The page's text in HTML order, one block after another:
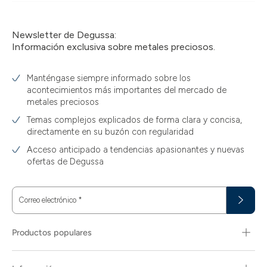
Newsletter de Degussa:
Información exclusiva sobre metales preciosos.
Manténgase siempre informado sobre los
acontecimientos más importantes del mercado de
metales preciosos
Temas complejos explicados de forma clara y concisa,
directamente en su buzón con regularidad
Acceso anticipado a tendencias apasionantes y nuevas
ofertas de Degussa
Correo electrónico *
Productos populares